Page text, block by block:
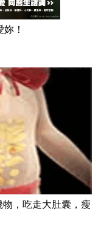
！
，吃走大肚囊，瘦